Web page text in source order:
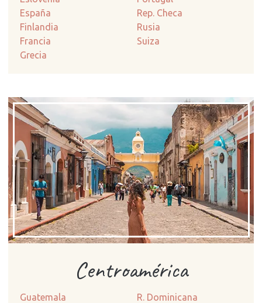
España
Finlandia
Francia
Grecia
Rep. Checa
Rusia
Suiza
Centroamérica
Guatemala
R. Dominicana